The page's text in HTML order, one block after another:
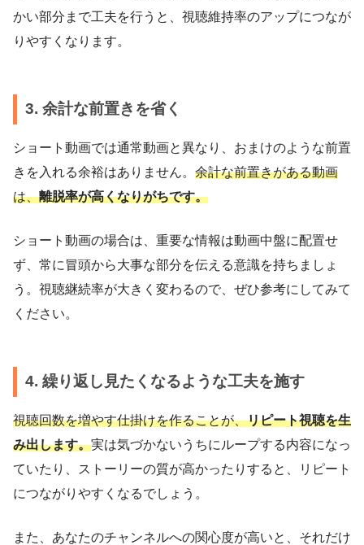
かい部分まで工夫を行うと、視聴維持率のアップにつなが
りやすくなります。
3. 余計な前置きを省く
ショート動画では通常動画と異なり、おまけのような前置
きを入れる余裕はありません。 余計な前置きがある動画
は、離脱率が高くなりがちです。
ショート動画の場合は、重要な情報は動画中盤に配置せ
ず、常に冒頭から大事な部分を伝える意識を持ちましょ
う。視聴継続率が大きく変わるので、ぜひ参考にしてみて
ください。
4. 繰り返し見たくなるような工夫を施す
視聴回数を増やす仕掛けを作ることが、リピート視聴を生
み出します。実は気づかないうちにループする内容になっ
ていたり、ストーリーの質が高かったりすると、リピート
につながりやすくなるでしょう。
また、あなたのチャンネルへの関心度が高いと、それだけ